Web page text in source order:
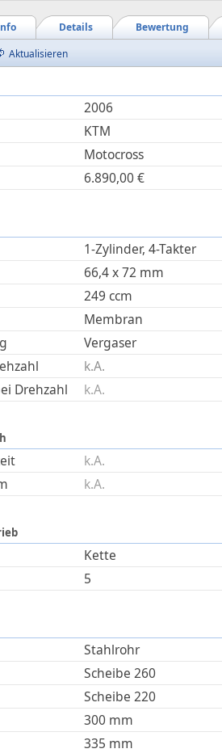
Bewertung
Details
Aktualisieren
2006
KTM
Motocross
6.890,00€
1-Zylinder, 4-Takter
66,4x72 mm
249 ccm
Membran
Vergaser
k.A.
Drehzahl
k.A.
k.A.
k.A.
Kette
5
Stahlrohr
Scheibe 260
Scheibe 220
300 mm
335 mm